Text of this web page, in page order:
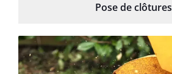
Pose de clôtures